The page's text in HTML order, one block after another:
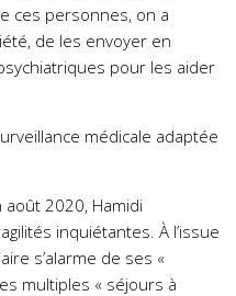
ces personnes, on a
de les envoyer en
pour les aider
médicale adaptée
2020, Hamidi
inquiétantes. À l’issue
s’alarme de ses «
multiples « séjours à